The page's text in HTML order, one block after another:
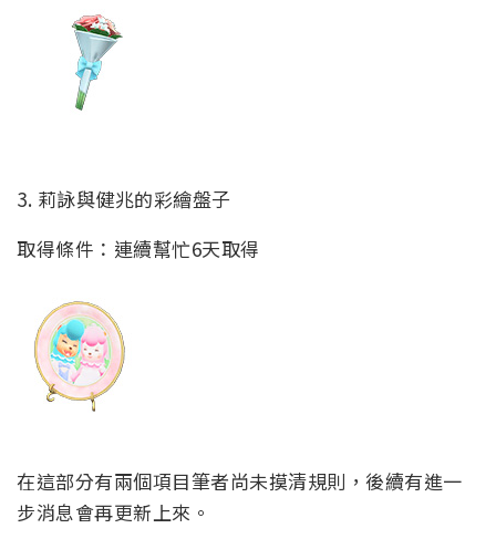
3. 莉詠與健兆的彩繪盤子
取得條件：連續幫忙6天取得
在這部分有兩個項目筆者尚未摸清規則，後續有進一
步消息會再更新上來。